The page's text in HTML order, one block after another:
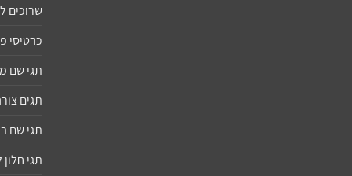
שרוכים
כרטיסי
תגי שם
תגים
תגי שם
תגי